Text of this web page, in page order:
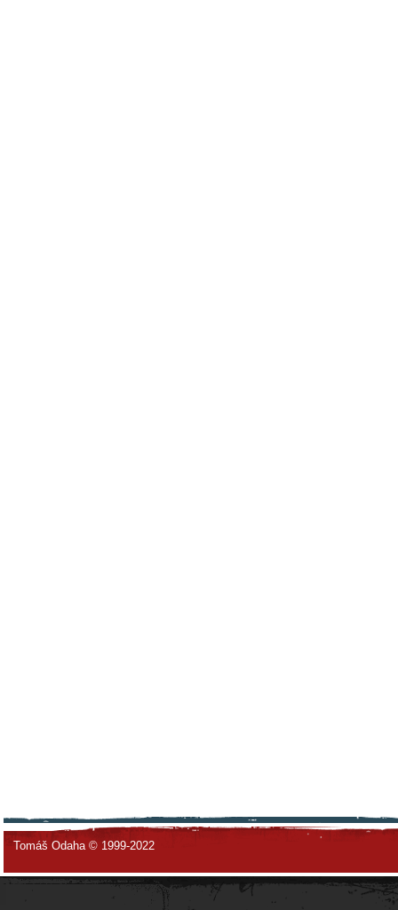
Tomáš Odaha © 1999-2022